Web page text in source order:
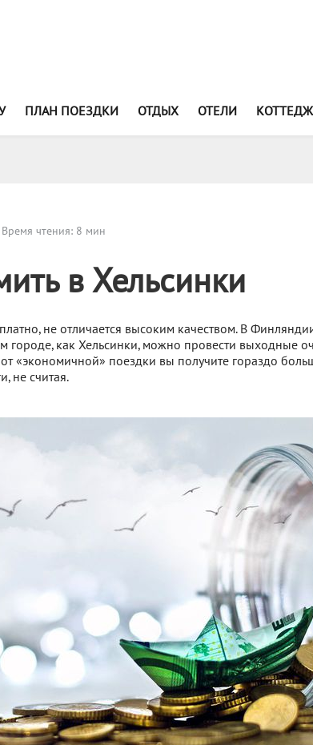
ПЛАН ПОЕЗДКИ ОТДЫХ ОТЕЛИ
Время чтения: 8 мин
в Хельсинки
не отличается высоким качеством. В
городе, как Хельсинки, можно провести выходные
«экономичной» поездки вы получите гораздо
не считая.